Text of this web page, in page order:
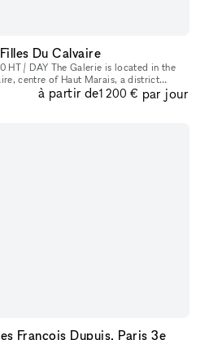
Du Calvaire
HT / DAY The Galerie is located in the
centre of Haut Marais​,​ a district
end boutiques on Beaum
à partir de1 200 € par jour
François Dupuis, Paris 3e